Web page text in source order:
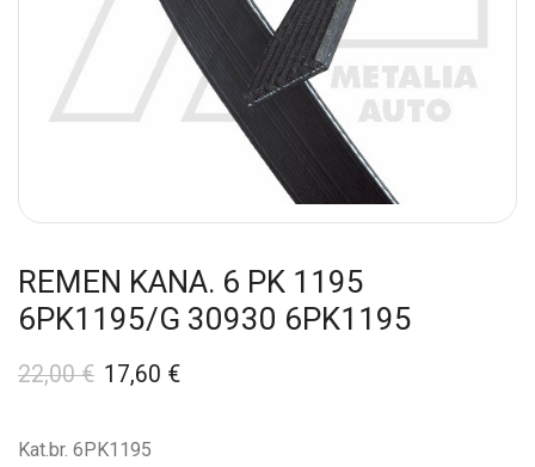
REMEN KANA. 6 PK 1195
6PK1195/G 30930 6PK1195
22,00€ 17,60 €
Kat.br. 6PK1195